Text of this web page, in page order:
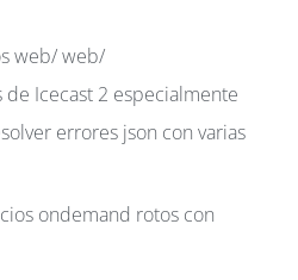
web/ web/
Icecast 2 especialmente
errores json con varias
ondemand rotos con